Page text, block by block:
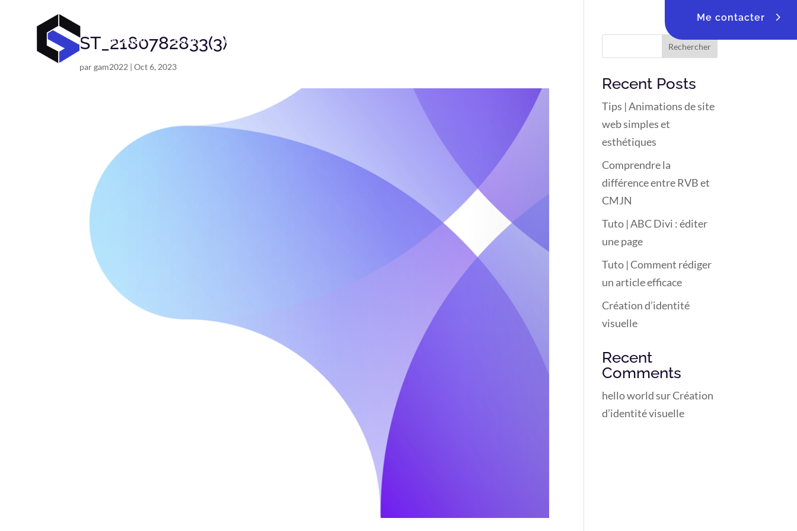
Accueil Book C V
Me contacter
ST_2180782833(3)
pargam2022 |Oct 6, 2023
Rechercher
Recent Posts
Tips | Animations de site
web simples et
esthétiques
Comprendre la
différence entre RVB et
CMJN
Tuto | ABC Divi : éditer
une page
Tuto | Comment rédiger
un article efficace
Création d’identité
visuelle
Recent
Comments
hello worldsurCréation
d’identité visuelle